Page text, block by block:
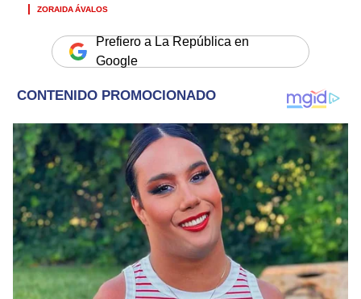
ZORAIDA ÁVALOS
Prefiero a La República en
Google